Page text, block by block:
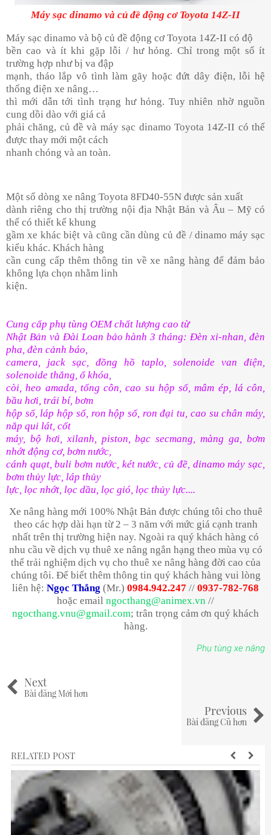
Máy sạc dinamo và củ đề động cơ Toyota 14Z-II
Máy sạc dinamo và bộ củ đề động cơ Toyota 14Z-II có độ
bền cao và ít khi gặp lỗi / hư hỏng. Chỉ trong một số ít
trường hợp như bị va đập
mạnh, tháo lắp vô tình làm gãy hoặc đứt dây điện, lỗi hệ
thống điện xe nâng…
thì mới dẫn tới tình trạng hư hỏng. Tuy nhiên nhờ nguồn
cung dồi dào với giá cả
phải chăng, củ đề và máy sạc dinamo Toyota 14Z-II có thể
được thay mới một cách
nhanh chóng và an toàn.
Một số dòng xe nâng Toyota 8FD40-55N được sản xuất
dành riêng cho thị trường nội địa Nhật Bản và Âu – Mỹ có
thể có thiết kế khung
gầm xe khác biệt và cũng cần dùng củ đề / dinamo máy sạc
kiểu khác. Khách hàng
cần cung cấp thêm thông tin về xe nâng hàng để đảm bảo
không lựa chọn nhằm linh
kiện.
Cung cấp phụ tùng OEM chất lượng cao từ
Nhật Bản và Đài Loan bảo hành 3 tháng: Đèn xi-nhan, đèn
pha, đèn cảnh báo,
camera, jack sạc, đồng hồ taplo, solenoide van điện,
solenoide thắng, ổ khóa,
còi, heo amada, tổng côn, cao su hộp số, mâm ép, lá côn,
bầu hơi, trái bí, bơm
hộp số, láp hộp số, ron hộp số, ron đại tu, cao su chân máy,
nắp qui lát, cốt
máy, bộ hơi, xilanh, piston, bạc secmang, màng ga, bơm
nhớt động cơ, bơm nước,
cánh quạt, buli bơm nước, két nước, củ đề, dinamo máy sạc,
bơm thủy lực, láp thủy
lực, lọc nhớt, lọc dầu, lọc gió, lọc thủy lực....
Xe nâng hàng mới 100% Nhật Bản được chúng tôi cho thuê
theo các hợp dài hạn từ 2 – 3 năm với mức giá cạnh tranh
nhất trên thị trường hiện nay. Ngoài ra quý khách hàng có
nhu cầu về dịch vụ thuê xe nâng ngắn hạng theo mùa vụ có
thể trải nghiệm dịch vụ cho thuê xe nâng hàng đời cao của
chúng tôi. Để biết thêm thông tin quý khách hàng vui lòng
liên hệ: Ngọc Thắng (Mr.) 0984.942.247 // 0937-782-768
hoặc email ngocthang@animex.vn //
ngocthang.vnu@gmail.com; trân trọng cảm ơn quý khách
hàng.
Phụ tùng xe nâng
Next
Bài đăng Mới hơn
Previous
Bài đăng Cũ hơn
RELATED POST